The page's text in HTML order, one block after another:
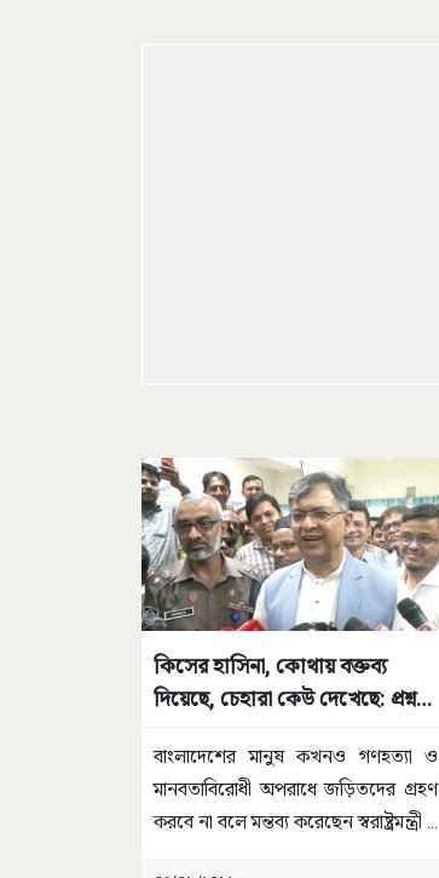
কিসের হাসিনা, কোথায় বক্তব্য
দিয়েছে, চেহারা কেউ দেখেছে: প্রশ্ন
বাংলাদেশের মানুষ কখনও গণহত্যা ও
মানবতাবিরোধী অপরাধে জড়িতদের গ্রহণ
করবে না বলে মন্তব্য করেছেন স্বরাষ্ট্রমন্ত্রী ...